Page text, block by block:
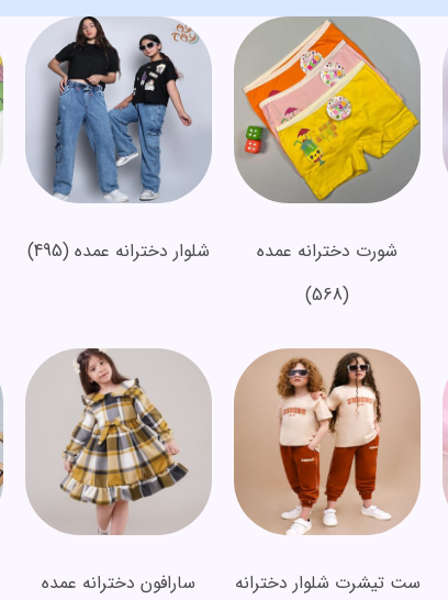
شورت دخترانه عمده
(568)
شلوار دخترانه عمده (495)
ست تیشرت شلوار دخترانه سارافون دخترانه عمده